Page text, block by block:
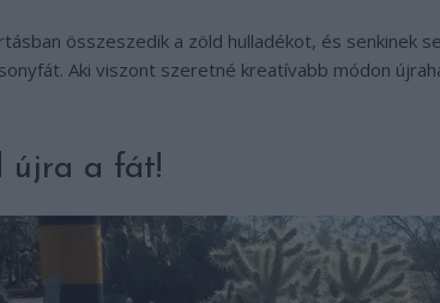
összeszedik a zöld hulladékot, és senkinek
Aki viszont szeretné kreatívabb módon
újra a fát!